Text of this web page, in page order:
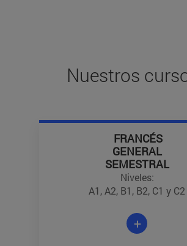
Nuestros
FRANCÉS
GENERAL
SEMESTRAL
Niveles:
A1, A2, B1, B2, C1 y C2
+